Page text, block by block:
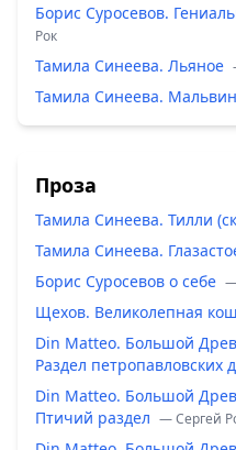
Борис Суросевов.
Рок
Тамила Синеева. Льяное
Тамила Синеева.
Проза
Тамила Синеева. Тилли
Тамила Синеева.
Борис Суросевов о себе —
Щехов. Великолепная
Din Matteo. Большой
Раздел петропавловских
Din Matteo. Большой
Птичий раздел — Сергей